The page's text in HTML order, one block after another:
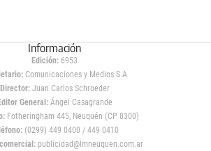
Información
Edición: 6953
Comunicaciones y Medios S.A
Director: Juan Carlos Schroeder
General:Ángel Casagrande
Fotheringham 445, Neuquén (CP 8300)
(0299) 449 0400 / 449 0410
publicidad@lmneuquen.com.ar